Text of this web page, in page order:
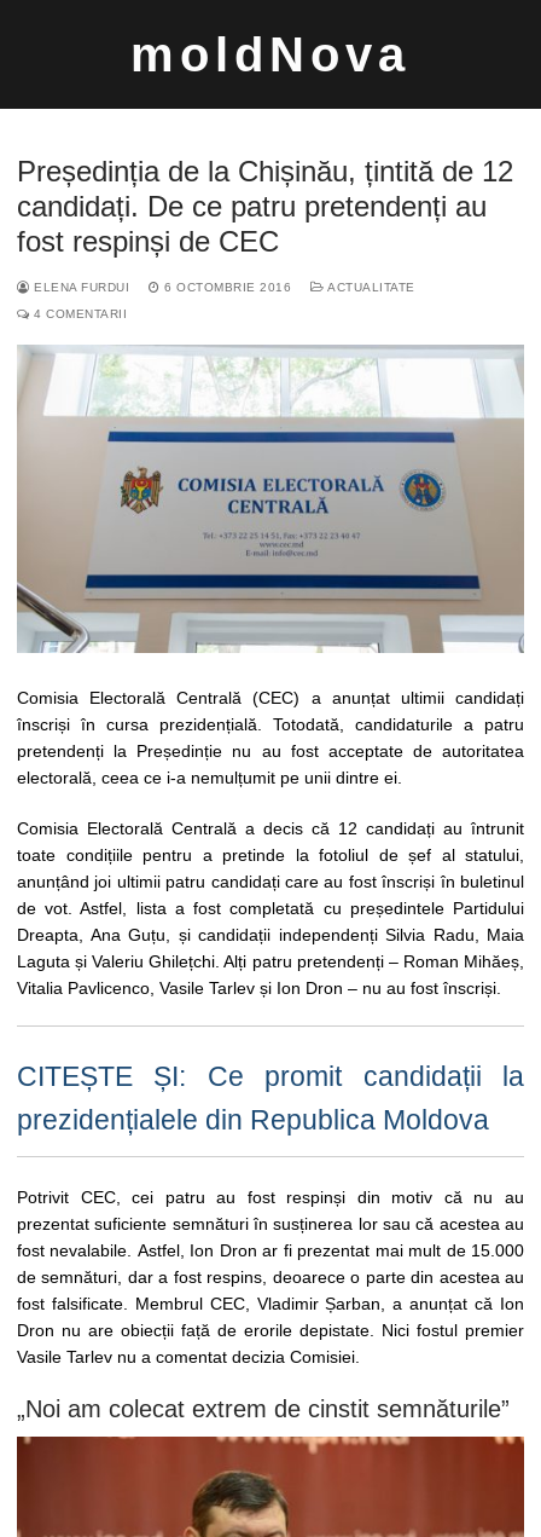
moldNova
după:
Președinția de la Chișinău, țintită de 12
candidați. De ce patru pretendenți au
fost respinși de CEC
ELENA FURDUI 6 OCTOMBRIE 2016
ACTUALITATE
4 COMENTARII
Comisia Electorală Centrală (CEC) a anunțat ultimii candidați
înscriși în cursa prezidențială. Totodată, candidaturile a patru
pretendenți la Președinție nu au fost acceptate de autoritatea
electorală, ceea ce i-a nemulțumit pe unii dintre ei.
Comisia Electorală Centrală a decis că 12 candidați au întrunit
toate condițiile pentru a pretinde la fotoliul de șef al statului,
anunțând joi ultimii patru candidați care au fost înscriși în buletinul
de vot. Astfel, lista a fost completată cu președintele Partidului
Dreapta, Ana Guțu, și candidații independenți Silvia Radu, Maia
Laguta și Valeriu Ghilețchi. Alți patru pretendenți – Roman Mihăeș,
Vitalia Pavlicenco, Vasile Tarlev și Ion Dron – nu au fost înscriși.
CITEȘTE ȘI: Ce promit candidații la
prezidențialele din Republica Moldova
Potrivit CEC, cei patru au fost respinși din motiv că nu au
prezentat suficiente semnături în susținerea lor sau că acestea au
fost nevalabile. Astfel, Ion Dron ar fi prezentat mai mult de 15.000
de semnături, dar a fost respins, deoarece o parte din acestea au
fost falsificate. Membrul CEC, Vladimir Șarban, a anunțat că Ion
Dron nu are obiecții față de erorile depistate. Nici fostul premier
Vasile Tarlev nu a comentat decizia Comisiei.
„Noi am colecat extrem de cinstit semnăturile”